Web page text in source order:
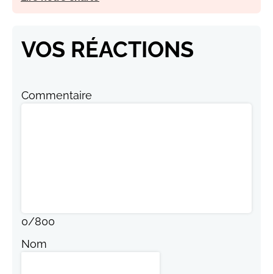
VOS RÉACTIONS
Commentaire
0/800
Nom